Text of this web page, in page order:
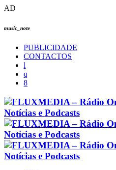
AD
music_note
PUBLICIDADE
CONTACTOS